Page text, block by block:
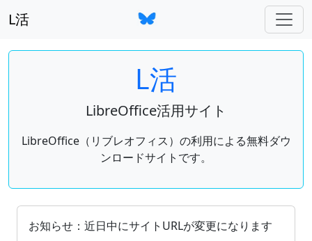
L活
L活
LibreOffice活用サイト
LibreOffice（リブレオフィス）の利用による無料ダウ
ンロードサイトです。
OpenDocument（ODF）をサポートしているオフィス
お知らせ：近日中にサイトURLが変更になります